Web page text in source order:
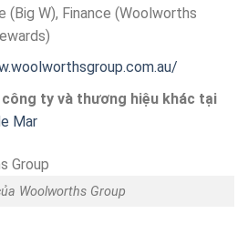
(Big W), Finance (Woolworths
ty và thương hiệu khác tại
Mar
Woolworths Group